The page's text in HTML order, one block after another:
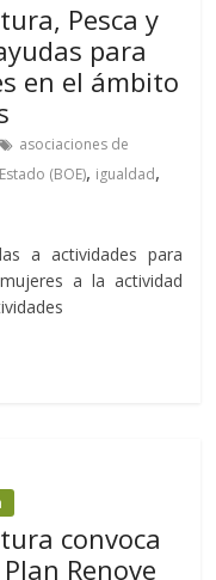
Pesca y
para
en el ámbito
asociaciones de
(BOE), igualdad,
a actividades para
a la actividad
convoca
Renove